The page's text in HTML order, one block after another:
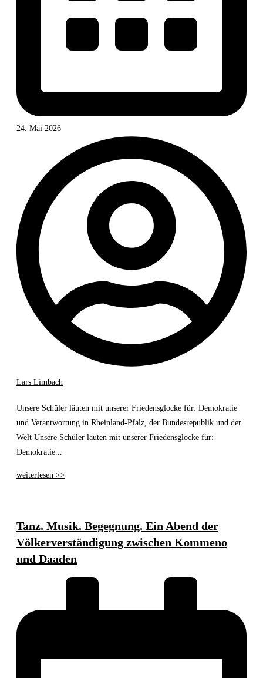
24. Mai 2026
Lars Limbach
Unsere Schüler läuten mit unserer Friedensglocke für: Demokratie
und Verantwortung in Rheinland-Pfalz, der Bundesrepublik und der
Welt Unsere Schüler läuten mit unserer Friedensglocke für:
Demokratie...
weiterlesen >>
Tanz. Musik. Begegnung. Ein Abend der
Völkerverständigung zwischen Kommeno
und Daaden